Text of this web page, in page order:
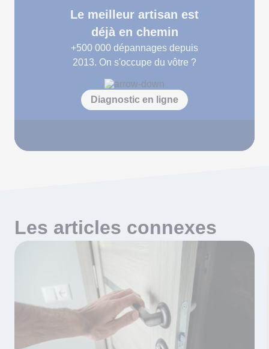
Le meilleur artisan est
déjà en chemin
+500 000 dépannages depuis
2013. On s'occupe du vôtre ?
Diagnostic en ligne
Les articles connexes